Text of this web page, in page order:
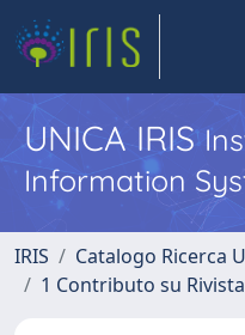
UNICA IRIS
Information
IRIS
Catalogo Ricerca
1 Contributo su Rivista